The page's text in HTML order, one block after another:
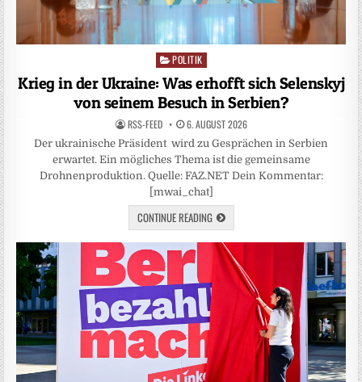
Posted
in
POLITIK
Krieg in der Ukraine: Was erhofft sich Selenskyj
von seinem Besuch in Serbien?
RSS-FEED 6. AUGUST 2026
Der ukrainische Präsident wird zu Gesprächen in Serbien
erwartet. Ein mögliches Thema ist die gemeinsame
Drohnenproduktion. Quelle: FAZ.NET Dein Kommentar:
[mwai_chat]
CONTINUE READING